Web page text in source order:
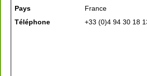
Pays
France
Téléphone
+33 (0)4 94 30 18